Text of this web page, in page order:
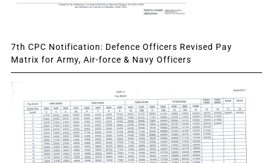
7th CPC Notification: Defence Officers Revised Pay
Matrix for Army, Air-force & Navy Officers